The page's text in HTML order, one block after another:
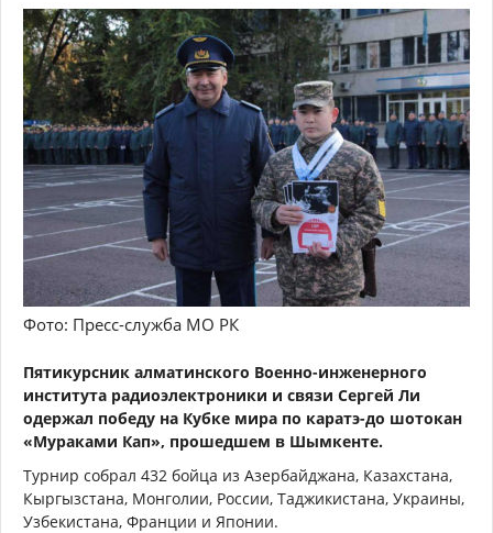
Фото: Пресс-служба МО РК
Пятикурсник алматинского Военно-инженерного
института радиоэлектроники и связи Сергей Ли
одержал победу на Кубке мира по каратэ-до шотокан
«Мураками Кап», прошедшем в Шымкенте.
Турнир собрал 432 бойца из Азербайджана, Казахстана,
Кыргызстана, Монголии, России, Таджикистана, Украины,
Узбекистана, Франции и Японии.